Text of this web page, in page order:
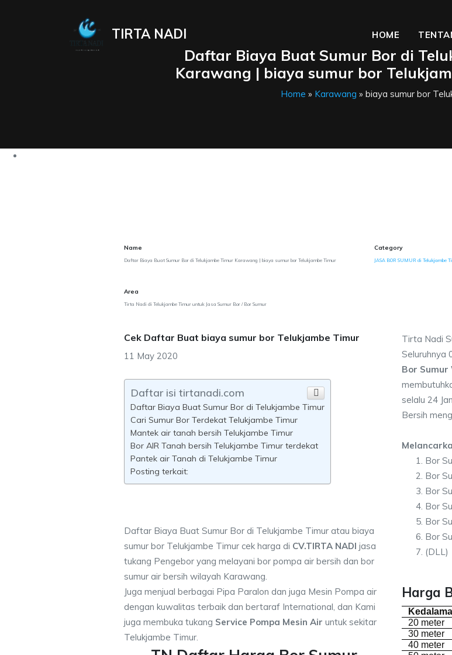
TIRTA NADI HOME
Daftar Biaya Buat Sumur Bor di
Karawang | biaya sumur bor
Home » Karawang » biaya sumur bor
Name
Daftar Biaya Buat Sumur Bor di Telukjambe Timur Karawang | biaya sumur bor Telukjambe Timur
Category
JASA BOR SUMUR di Telukjambe
Area
Tirta Nadi di Telukjambe Timur untuk Jasa Sumur Bor / Bor Sumur
Cek Daftar Buat biaya sumur bor Telukjambe Timur
11 May 2020
Daftar isi tirtanadi.com
Daftar Biaya Buat Sumur Bor di Telukjambe Timur
Cari Sumur Bor Terdekat Telukjambe Timur
Mantek air tanah bersih Telukjambe Timur
Bor AIR Tanah bersih Telukjambe Timur terdekat
Pantek air Tanah di Telukjambe Timur
Posting terkait:
Daftar Biaya Buat Sumur Bor di Telukjambe Timur atau biaya
sumur bor Telukjambe Timur cek harga di CV.TIRTA NADI jasa
tukang Pengebor yang melayani bor pompa air bersih dan bor
sumur air bersih wilayah Karawang.
Juga menjual berbagai Pipa Paralon dan juga Mesin Pompa air
dengan kuwalitas terbaik dan bertaraf International, dan Kami
juga membuka tukang Service Pompa Mesin Air untuk sekitar
Telukjambe Timur.
Tirta Nadi
Seluruhnya
Bor Sumur
selalu 24
Bersih
Bor
Bor
Bor
Bor
Bor
Bor
(DLL)
Harga
20 meter
30 meter
40 meter